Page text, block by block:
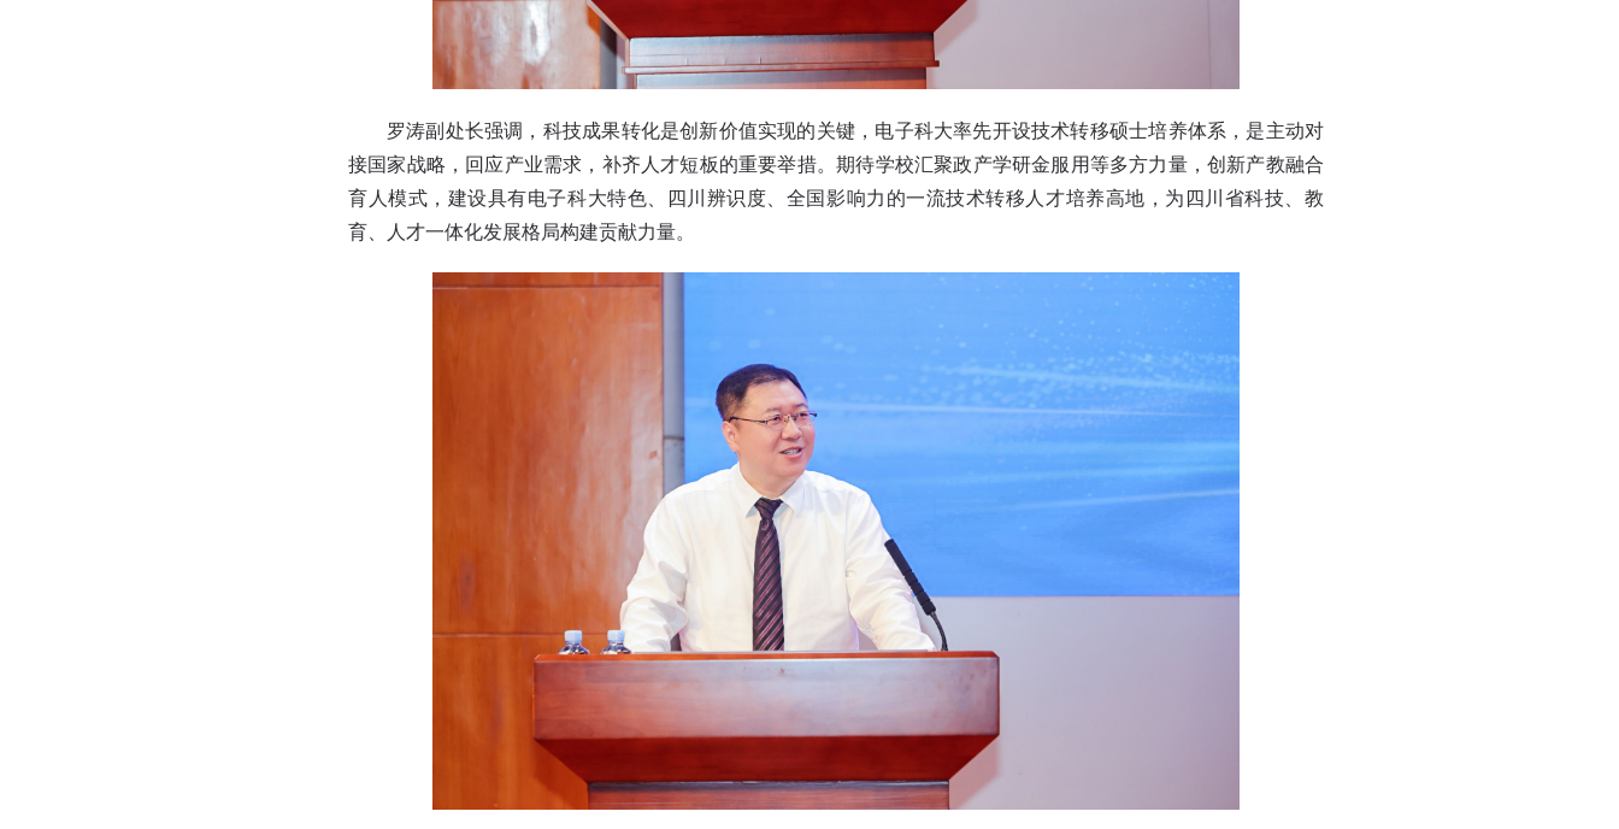
罗涛副处长强调，科技成果转化是创新价值实现的关键，电子科大率先开设技术转移硕士培养体系，是主动对
接国家战略，回应产业需求，补齐人才短板的重要举措。期待学校汇聚政产学研金服用等多方力量，创新产教融合
育人模式，建设具有电子科大特色、四川辨识度、全国影响力的一流技术转移人才培养高地，为四川省科技、教
育、人才一体化发展格局构建贡献力量。